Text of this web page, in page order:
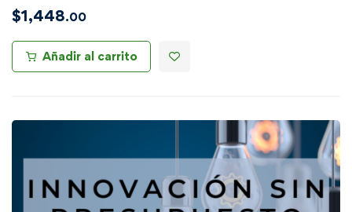
$1,448.00
Añadir al carrito